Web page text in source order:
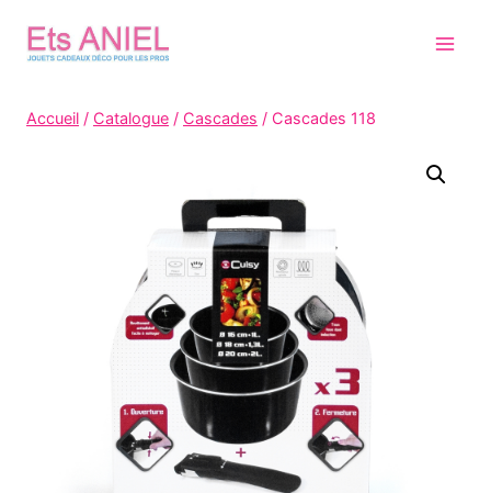
Accueil / Catalogue / Cascades / Cascades 118